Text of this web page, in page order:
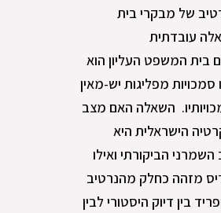
של מבקרי בית
עובדתית
בית המשפט העליון הוא
מפליגות יש-מאין
השאלה האם מצב
הישראלית היא
הביקורתי ואילו
מזהה כחלק מהנרטיב
בין דיוק היסטורי לבין